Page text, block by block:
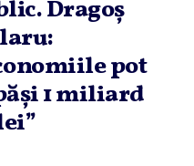
Dragoş
pot
1 miliard